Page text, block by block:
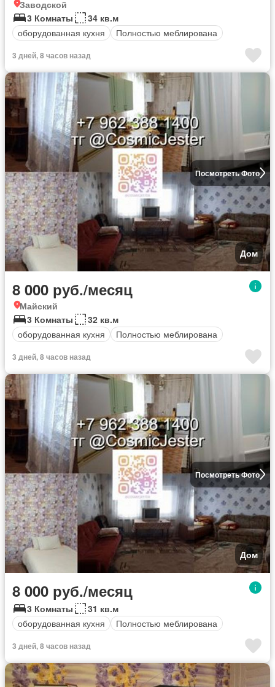
Заводской
3 Комнаты
34 кв.м
оборудованная кухня
Полностью меблирована
3 дней, 8 часов назад
Посмотреть Фото
Дом
8 000 руб./месяц
Майский
3 Комнаты
32 кв.м
оборудованная кухня
Полностью меблирована
3 дней, 8 часов назад
Посмотреть Фото
Дом
8 000 руб./месяц
3 Комнаты
31 кв.м
оборудованная кухня
Полностью меблирована
3 дней, 8 часов назад